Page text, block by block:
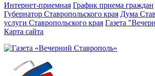
Интернет-приемная График приема граждан
Губернатор Ставропольского края Дума
услуги Ставропольского края Газета
Карта сайта